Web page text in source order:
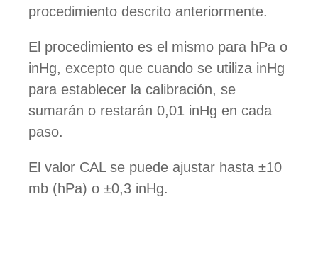
procedimiento descrito anteriormente.
El procedimiento es el mismo para hPa o
inHg, excepto que cuando se utiliza inHg
para establecer la calibración, se
sumarán o restarán 0,01 inHg en cada
paso.
El valor CAL se puede ajustar hasta ±10
mb (hPa) o ±0,3 inHg.